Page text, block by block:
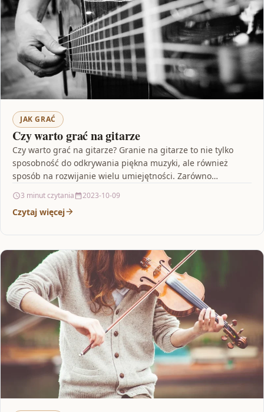
JAK GRAĆ
Czy warto grać na gitarze
Czy warto grać na gitarze? Granie na gitarze to nie tylko
sposobność do odkrywania piękna muzyki, ale również
sposób na rozwijanie wielu umiejętności. Zarówno…
3 minut czytania 2023-10-09
Czytaj więcej